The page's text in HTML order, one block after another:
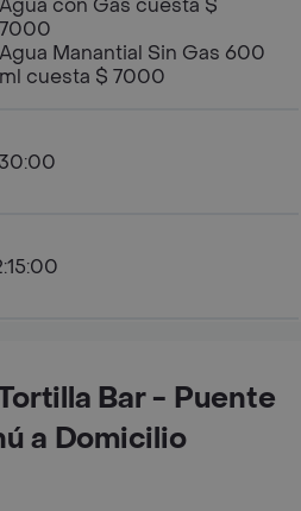
Agua con Gas cuesta $
7000
Agua Manantial Sin Gas 600
ml cuesta $ 7000
Bar - Puente
a Domicilio